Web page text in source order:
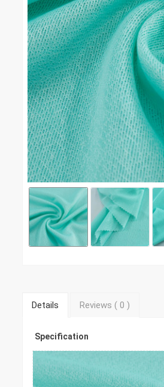
ชีฟอง #1
Details Reviews ( 0 )
Specification